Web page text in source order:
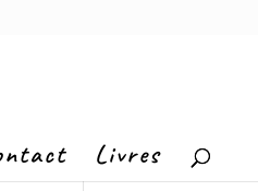
Livres